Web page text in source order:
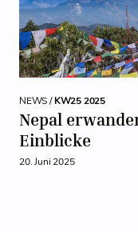
NEWS /KW25 2025
Nepal
Einblicke
20. Juni 2025